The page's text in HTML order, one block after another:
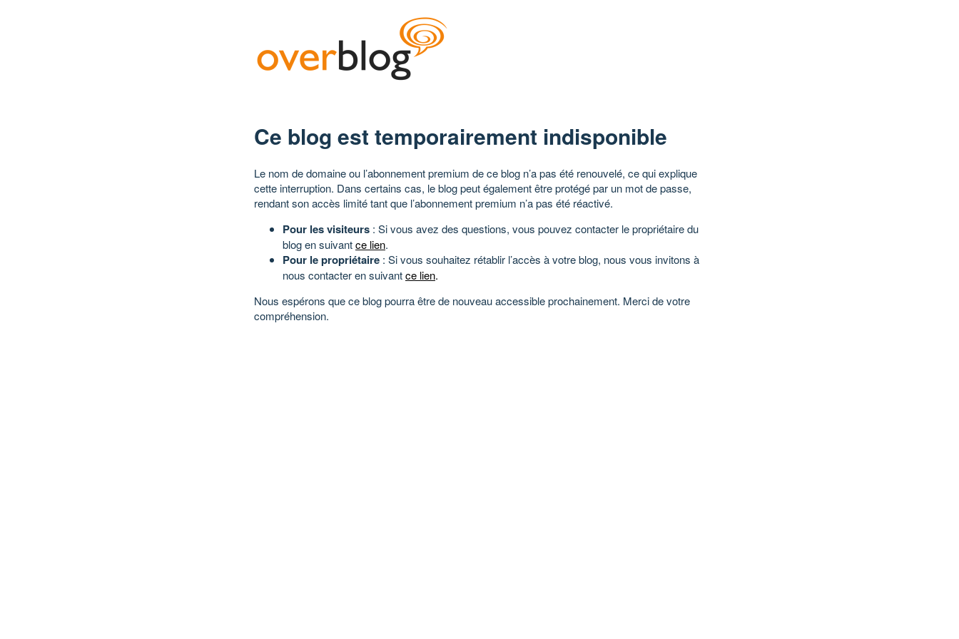
Ce blog est temporairement indisponible
Le nom de domaine ou l’abonnement premium de ce blog n’a pas été renouvelé, ce qui explique
cette interruption. Dans certains cas, le blog peut également être protégé par un mot de passe,
rendant son accès limité tant que l’abonnement premium n’a pas été réactivé.
Pour les visiteurs : Si vous avez des questions, vous pouvez contacter le propriétaire du
blog en suivantce lien.
Pour le propriétaire : Si vous souhaitez rétablir l’accès à votre blog, nous vous invitons à
nous contacter en suivantce lien.
Nous espérons que ce blog pourra être de nouveau accessible prochainement. Merci de votre
compréhension.